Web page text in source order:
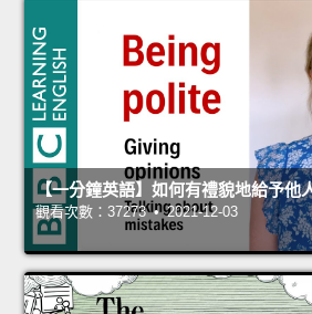
【一分鐘英語】如何有禮貌地給予他
觀看次數：37273 • 2021-12-03